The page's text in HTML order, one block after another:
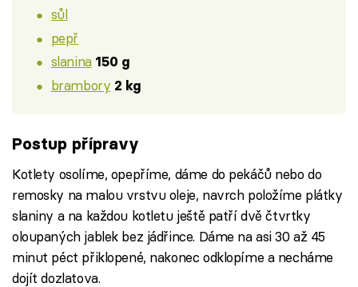
sůl
pepř
slanina 150 g
brambory 2 kg
Postup přípravy
Kotlety osolíme, opepříme, dáme do pekáčů nebo do
remosky na malou vrstvu oleje, navrch položíme plátky
slaniny a na každou kotletu ještě patří dvě čtvrtky
oloupaných jablek bez jádřince. Dáme na asi 30 až 45
minut péct přiklopené, nakonec odklopíme a necháme
dojít dozlatova.